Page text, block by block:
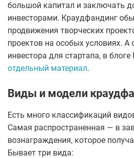
большой капитал и заключать
инвесторами. Краудфандинг
продвижения творческих
проектов на особых условиях. А
инвестора для стартапа, в
отдельный материал.
Виды и модели
Есть много классификаций
Самая распространенная — в
вознаграждения, которое
Бывает три вида: